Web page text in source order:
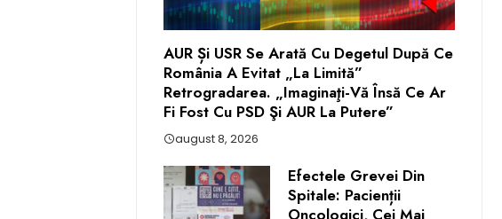
AUR Și USR Se Arată Cu Degetul După Ce
România A Evitat „la Limită”
Retrogradarea. „Imaginaţi-Vă Însă Ce Ar
Fi Fost Cu PSD Şi AUR La Putere”
august 8, 2026
Efectele Grevei Din
Spitale: Pacienții
Oncologici, Cei Mai